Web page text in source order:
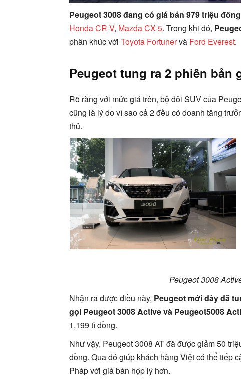
Peugeot 3008 đang có giá bán 979 triệu đồng
Honda CR-V, Mazda CX-5. Trong khi đó,
phân khúc với Toyota Fortunervà Ford Everest.
Peugeot tung ra 2 phiên bản
Rõ ràng với mức giá trên, bộ đôi SUV của
cũng là lý do vì sao cả 2 đều có doanh tăng
thủ.
Peugeot 3008
Nhận ra được điều này, Peugeot mới đây đã
gọi Peugeot 3008 Active và Peugeot5008
1,199 tỉ đồng.
Như vậy, Peugeot 3008 AT đã được giảm 50
đồng. Qua đó giúp khách hàng Việt có thể tiếp
Pháp với giá bán hợp lý hơn.